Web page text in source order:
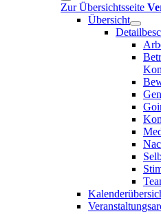
Zur Übersichtsseite
Übersicht